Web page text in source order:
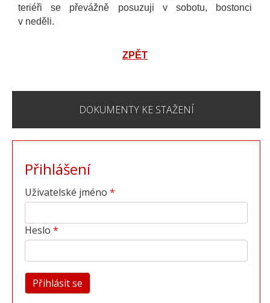
teriéři se převážně posuzuji v sobotu, bostonci
v neděli.
ZPĚT
DOKUMENTY KE STAŽENÍ
Přihlášení
Uživatelské jméno
Heslo